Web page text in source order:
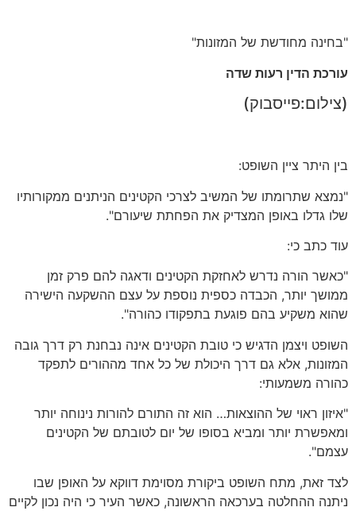
"בחינה מחודשת של המזונות"
עורכת הדין רעות שדה
(צילום:פייסבוק)
בין היתר ציין השופט:
"נמצא שתרומתו של המשיב לצרכי הקטינים הניתנים ממקורותיו
שלו גדלו באופן המצדיק את הפחתת שיעורם".
עוד כתב כי:
"כאשר הורה נדרש לאחזקת הקטינים ודאגה להם פרק זמן
ממושך יותר, הכבדה כספית נוספת על עצם ההשקעה הישירה
שהוא משקיע בהם פוגעת בתפקודו כהורה".
השופט ויצמן הדגיש כי טובת הקטינים אינה נבחנת רק דרך גובה
המזונות, אלא גם דרך היכולת של כל אחד מההורים לתפקד
כהורה משמעותי:
"איזון ראוי של ההוצאות… הוא זה התורם להורות נינוחה יותר
ומאפשרת יותר ומביא בסופו של יום לטובתם של הקטינים
עצמם".
לצד זאת, מתח השופט ביקורת מסוימת דווקא על האופן שבו
ניתנה ההחלטה בערכאה הראשונה, כאשר העיר כי היה נכון לקיים